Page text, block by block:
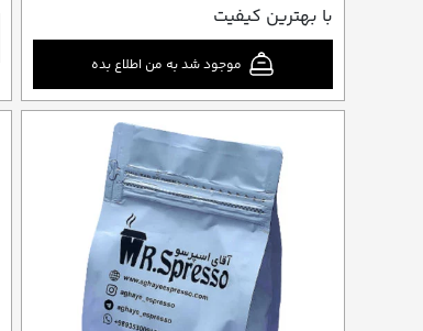
با بهترین کیفیت
موجود شد به من اطلاع بده